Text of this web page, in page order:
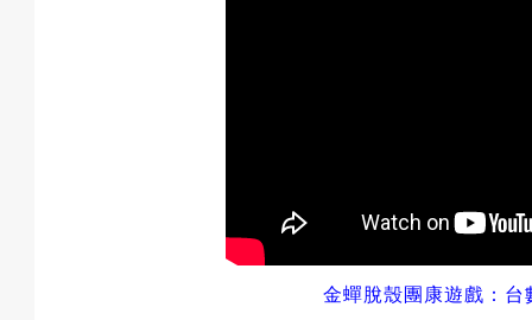
金蟬脫殼團康遊戲 ： 台